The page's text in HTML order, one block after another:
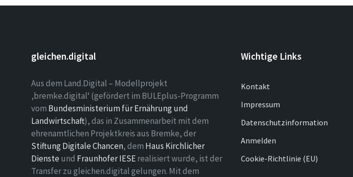
gleichen.digital
Aus dem Land.Digital – Modellprojekt
‚bremke.digital‘ (gefördert im BULEplus-Programm
vom Bundesministerium für Ernährung und
Landwirtschaft), das in Zusammenarbeit mit dem
ehrenamtlichen Projektkreis aus Bremke, der
Stiftung Digitale Chancen, dem Haus Kirchlicher
Dienste und Fraunhofer IESErealisiert wurde, ist der
Transfer zu gleichen.digital gelungen. Mit dem
Wichtige Links
Kontakt
Impressum
Datenschutzinformation
Anmelden
Cookie-Richtlinie (EU)